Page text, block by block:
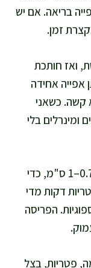
בריאה. אם יש
זמן.
ואז חותכת
נותן אפייה אחידה
קשה. כשאני
ומינרלים בלי
אני פורסת את הפטריות עבה, בערך 0.7–1 ס"מ, כדי
דקות מדי
הפריסה
פטריות, בצל